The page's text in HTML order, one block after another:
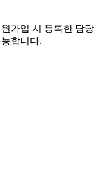
가입 시 등록한 담당
합니다.